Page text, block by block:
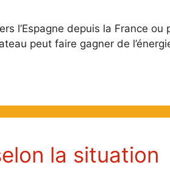
depuis la France ou
peut faire gagner de
la situation